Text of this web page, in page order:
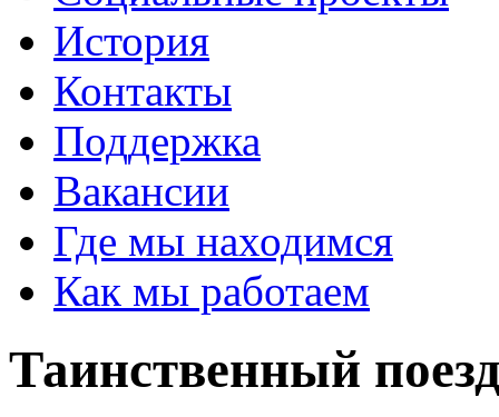
История
Контакты
Поддержка
Вакансии
Где мы находимся
Как мы работаем
Таинственный